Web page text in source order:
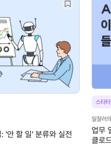
'안 할 일' 분류와 실전
스타터
일잘러
업무
클로